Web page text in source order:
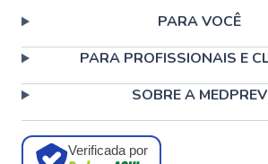
PARA VOCÊ
PARA PROFISSIONAIS E
SOBRE A MEDPREV
Verificada por